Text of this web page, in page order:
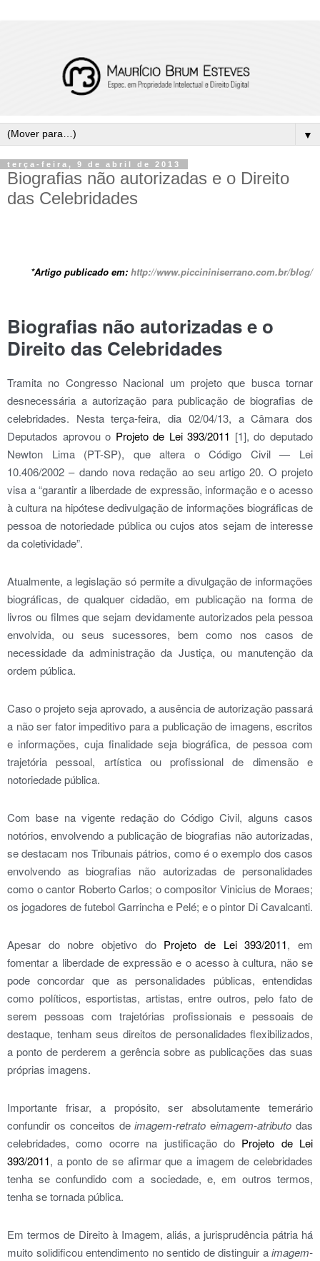
▼
terça-feira, 9 de abril de 2013
Biografias não autorizadas e o Direito
das Celebridades
*Artigo publicado em: http://www.piccininiserrano.com.br/blog/
Biografias não autorizadas e o
Direito das Celebridades
Tramita no Congresso Nacional um projeto que busca tornar
desnecessária a autorização para publicação de biografias de
celebridades. Nesta terça-feira, dia 02/04/13, a Câmara dos
Deputados aprovou o Projeto de Lei 393/2011 [1], do deputado
Newton Lima (PT-SP), que altera o Código Civil — Lei
10.406/2002 – dando nova redação ao seu artigo 20. O projeto
visa a “garantir a liberdade de expressão, informação e o acesso
à cultura na hipótese dedivulgação de informações biográficas de
pessoa de notoriedade pública ou cujos atos sejam de interesse
da coletividade”.
Atualmente, a legislação só permite a divulgação de informações
biográficas, de qualquer cidadão, em publicação na forma de
livros ou filmes que sejam devidamente autorizados pela pessoa
envolvida, ou seus sucessores, bem como nos casos de
necessidade da administração da Justiça, ou manutenção da
ordem pública.
Caso o projeto seja aprovado, a ausência de autorização passará
a não ser fator impeditivo para a publicação de imagens, escritos
e informações, cuja finalidade seja biográfica, de pessoa com
trajetória pessoal, artística ou profissional de dimensão e
notoriedade pública.
Com base na vigente redação do Código Civil, alguns casos
notórios, envolvendo a publicação de biografias não autorizadas,
se destacam nos Tribunais pátrios, como é o exemplo dos casos
envolvendo as biografias não autorizadas de personalidades
como o cantor Roberto Carlos; o compositor Vinicius de Moraes;
os jogadores de futebol Garrincha e Pelé; e o pintor Di Cavalcanti.
Apesar do nobre objetivo do Projeto de Lei 393/2011, em
fomentar a liberdade de expressão e o acesso à cultura, não se
pode concordar que as personalidades públicas, entendidas
como políticos, esportistas, artistas, entre outros, pelo fato de
serem pessoas com trajetórias profissionais e pessoais de
destaque, tenham seus direitos de personalidades flexibilizados,
a ponto de perderem a gerência sobre as publicações das suas
próprias imagens.
Importante frisar, a propósito, ser absolutamente temerário
confundir os conceitos deimagem-retrato eimagem-atributo das
celebridades, como ocorre na justificação do Projeto de Lei
393/2011, a ponto de se afirmar que a imagem de celebridades
tenha se confundido com a sociedade, e, em outros termos,
tenha se tornada pública.
Em termos de Direito à Imagem, aliás, a jurisprudência pátria há
muito solidificou entendimento no sentido de distinguir aimagem-